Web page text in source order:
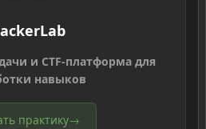
и CTF-платформа для
навыков
практику→